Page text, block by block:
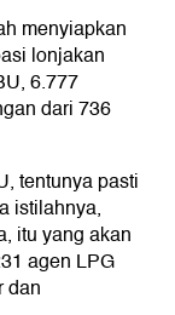
menyiapkan
lonjakan
6.777
dari 736
tentunya pasti
istilahnya,
itu yang akan
agen LPG
dan